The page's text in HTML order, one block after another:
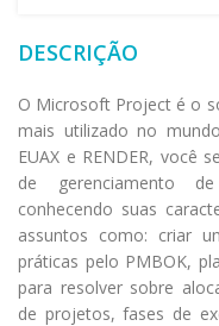
DESCRIÇÃO
O Microsoft Project é o
mais utilizado no
EUAX e RENDER, você
de gerenciamento
conhecendo suas
assuntos como: criar
práticas pelo PMBOK,
para resolver sobre
de projetos, fases de